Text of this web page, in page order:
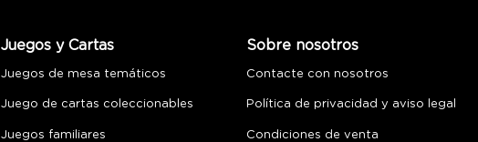
Juegos y Cartas
Juegos de mesa temáticos
Juego de cartas coleccionables
Juegos familiares
Sobre nosotros
Contacte con nosotros
Política de privacidad y aviso legal
Condiciones de venta